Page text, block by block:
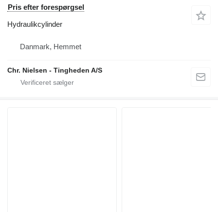
Pris efter forespørgsel
Hydraulikcylinder
Danmark, Hemmet
Chr. Nielsen - Tingheden A/S